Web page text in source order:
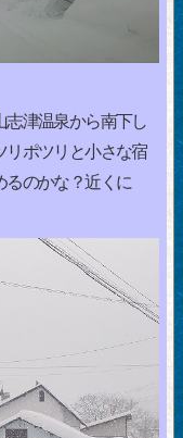
志津温泉から南下し
リポツリと小さな宿
るのかな？近くに